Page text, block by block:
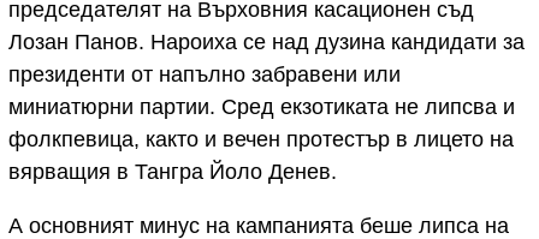
председателят на Върховния касационен съд
Лозан Панов. Нароиха се над дузина кандидати за
президенти от напълно забравени или
миниатюрни партии. Сред екзотиката не липсва и
фолкпевица, както и вечен протестър в лицето на
вярващия в Тангра Йоло Денев.
А основният минус на кампанията беше липса на